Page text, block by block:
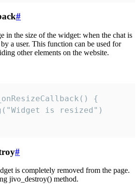
#
in the size of the widget: when the chat is
a user. This function can be used for
other elements on the website.
{
is resized")
#
is completely removed from the page.
jivo_destroy() method.